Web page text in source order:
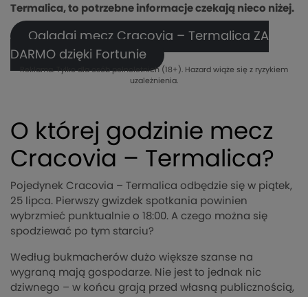
Termalica, to potrzebne informacje czekają nieco niżej.
Oglądaj mecz Cracovia – Termalica ZA
DARMO dzięki Fortunie
Reklama. Tylko dla osób pełnoletnich (18+). Hazard wiąże się z ryzykiem
uzależnienia.
O której godzinie mecz
Cracovia – Termalica?
Pojedynek Cracovia – Termalica odbędzie się w piątek,
25 lipca. Pierwszy gwizdek spotkania powinien
wybrzmieć punktualnie o 18:00. A czego można się
spodziewać po tym starciu?
Według bukmacherów dużo większe szanse na
wygraną mają gospodarze. Nie jest to jednak nic
dziwnego – w końcu grają przed własną publicznością,